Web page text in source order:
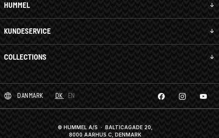
HUMMEL
KUNDESERVICE
COLLECTIONS
DANMARK DK EN
© HUMMEL A/S · BALTICAGADE 20,
8000 AARHUS C, DENMARK